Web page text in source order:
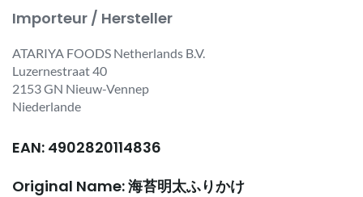
Importeur / Hersteller
ATARIYA FOODS Netherlands B.V.
Luzernestraat 40
2153 GN Nieuw-Vennep
Niederlande
EAN: 4902820114836
Original Name: 海苔明太ふりかけ